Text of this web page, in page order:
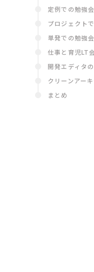
定例での勉強会
プロジェクト
単発での勉強会
仕事と育児LT
開発エディタ
クリーンアー
まとめ